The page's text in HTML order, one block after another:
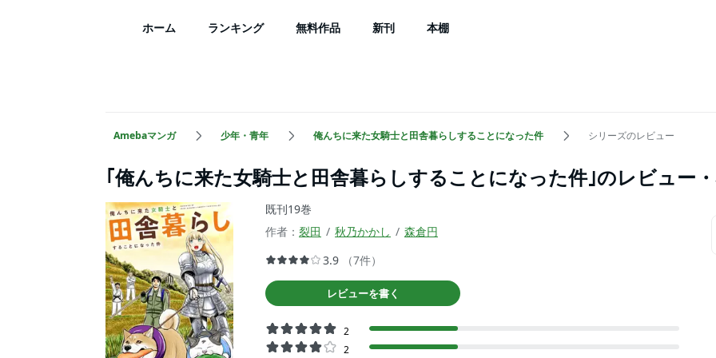
ホーム ランキング 無料作品 新刊 本棚
Amebaマンガ 少年・青年 俺んちに来た女騎士と田舎暮らしすることになった件 シリーズのレビュー
｢俺んちに来た女騎士と田舎暮らしすることになった件｣のレビュー
既刊19巻
作者： 裂田 秋乃かかし
森倉円
3.9
（7件）
レビューを書く
2
2